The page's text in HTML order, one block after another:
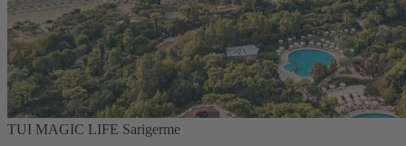
TUI MAGIC LIFE Sarigerme